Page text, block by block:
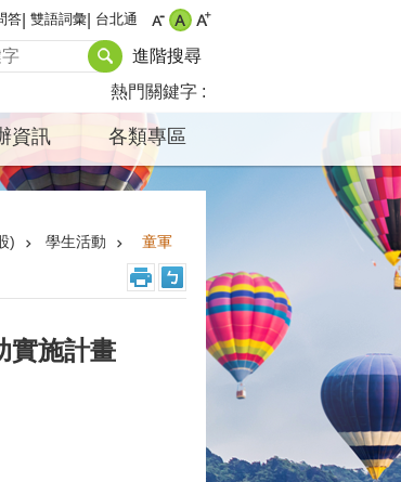
答 雙語詞彙 台北通
進階搜尋
熱門關鍵字
資訊 各類專區
) 學生活動 童軍
實施計畫